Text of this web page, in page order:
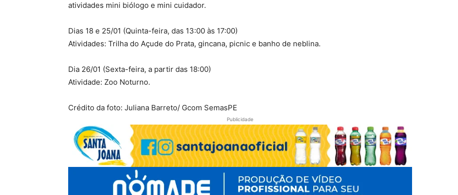
atividades mini biólogo e mini cuidador.
Dias 18 e 25/01 (Quinta-feira, das 13:00 às 17:00)
Atividades: Trilha do Açude do Prata, gincana, picnic e banho de neblina.
Dia 26/01 (Sexta-feira, a partir das 18:00)
Atividade: Zoo Noturno.
Crédito da foto: Juliana Barreto/ Gcom SemasPE
Publicidade